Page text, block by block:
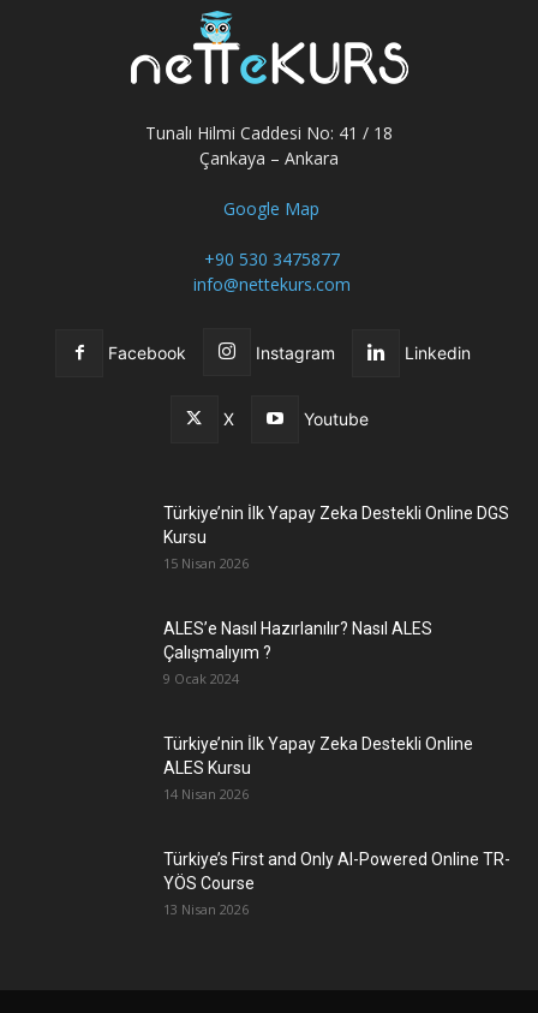
Tunalı Hilmi Caddesi No: 41 / 18
Çankaya – Ankara
Google Map
+90 530 3475877
info@nettekurs.com
Facebook Instagram Linkedin
X Youtube
Türkiye’nin İlk Yapay Zeka Destekli Online DGS
Kursu
15 Nisan 2026
ALES’e Nasıl Hazırlanılır? Nasıl ALES
Çalışmalıyım ?
9 Ocak 2024
Türkiye’nin İlk Yapay Zeka Destekli Online
ALES Kursu
14 Nisan 2026
Türkiye’s First and Only AI-Powered Online TR-
YÖS Course
13 Nisan 2026